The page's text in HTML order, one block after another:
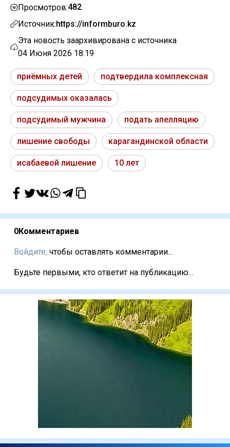
Просмотров:482
Источник:https://informburo.kz
Эта новость заархивирована с источника
04 Июня 2026 18:19
приёмных детей подтвердила комплексная
подсудимых оказалась
подсудимый мужчина подать апелляцию
лишение свободы карагандинской области
исабаевой лишение 10 лет
0Комментариев
Войдите, чтобы оставлять комментарии...
Будьте первыми, кто ответит на публикацию...